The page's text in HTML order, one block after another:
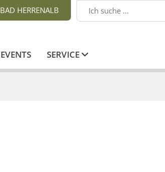
BAD HERRENALB
EVENTS SERVICE